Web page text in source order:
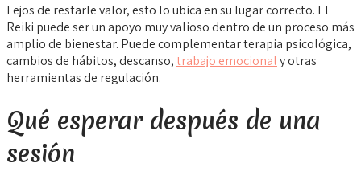
Lejos de restarle valor, esto lo ubica en su lugar correcto. El
Reiki puede ser un apoyo muy valioso dentro de un proceso más
amplio de bienestar. Puede complementar terapia psicológica,
cambios de hábitos, descanso,trabajo emocionaly otras
herramientas de regulación.
Qué esperar después de una
sesión